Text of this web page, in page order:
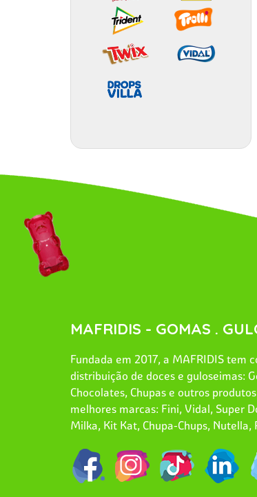
MAFRIDIS - GOMAS .
Fundada em 2017, a MAFRIDIS tem
distribuição de doces e guloseimas:
Chocolates, Chupas e outros
melhores marcas: Fini, Vidal, Super
Milka, Kit Kat, Chupa-Chups,